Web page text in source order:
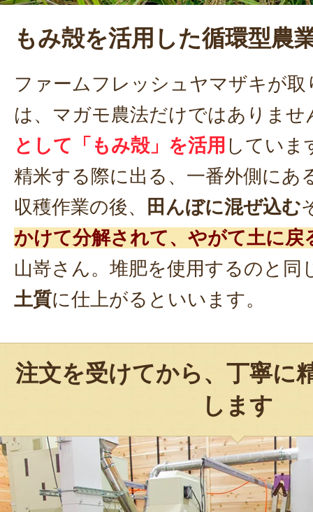
もみ殻を活用した循環型農
ファームフレッシュヤマザキが取
は、マガモ農法だけではありませ
として「もみ殻」を活用 していま
精米する際に出る、一番外側にあ
収穫作業の後、
田んぼに混ぜ込む
かけて分解されて、やがて土に戻
山嵜さん。堆肥を使用するのと同
土質に仕上がるといいます。
注文を受けてから、丁寧に
します